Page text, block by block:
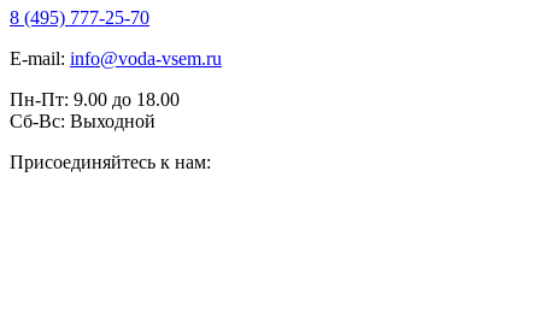
8 (495) 777-25-70
E-mail: info@voda-vsem.ru
Пн-Пт: 9.00 до 18.00
Сб-Вс: Выходной
Присоединяйтесь к нам: